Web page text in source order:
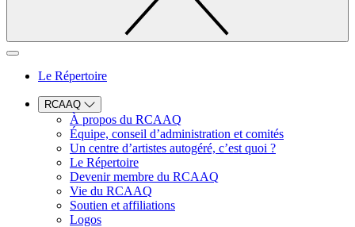
Le Répertoire
RCAAQ
À propos du RCAAQ
Équipe, conseil d’administration et comités
Un centre d’artistes autogéré, c’est quoi ?
Le Répertoire
Devenir membre du RCAAQ
Vie du RCAAQ
Soutien et affiliations
Logos